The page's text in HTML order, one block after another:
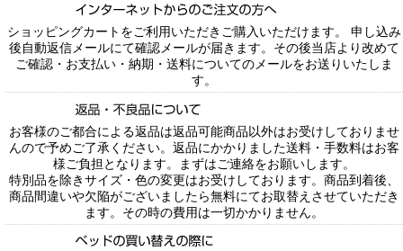
ショッピングカートをご利用いただきご購入いただけます。 申し込み
後自動返信メールにて確認メールが届きます。その後当店より改めて
ご確認・お支払い・納期・送料についてのメールをお送りいたしま
す。
お客様のご都合による返品は返品可能商品以外はお受けしておりませ
んので予めご了承ください。返品にかかりました送料・手数料はお客
様ご負担となります。まずはご連絡をお願いします。
特別品を除きサイズ・色の変更はお受けしております。商品到着後、
商品間違いや欠陥がございましたら無料にてお取替えさせていただき
ます。その時の費用は一切かかりません。